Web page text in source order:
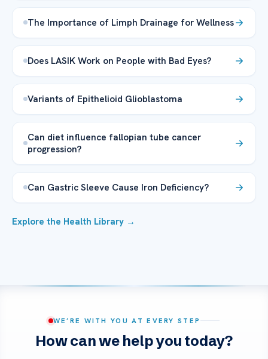
The Importance of Limph Drainage for Wellness
Does LASIK Work on People with Bad Eyes?
Variants of Epithelioid Glioblastoma
Can diet influence fallopian tube cancer
progression?
Can Gastric Sleeve Cause Iron Deficiency?
Explore the Health Library →
WE’RE WITH YOU AT EVERY STEP
How can we help you today?